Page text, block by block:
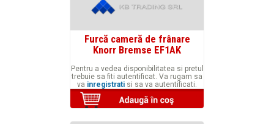
Furcă cameră de frânare
Knorr Bremse EF1AK
Pentru a vedea disponibilitatea si pretul
trebuie sa fiti autentificat. Va rugam sa
va inregistrati si sa va autentificati.